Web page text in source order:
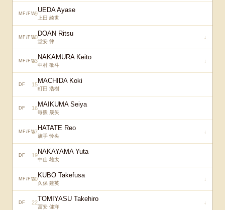
MF/FW9UEDA Ayase
上田 綺世
MF/FW
10DOAN Ritsu
堂安 律
↓
MF/FW
13NAKAMURA Keito
中村 敬斗
↓
DF 15MACHIDA Koki
町田 浩樹
DF 16MAIKUMA Seiya
毎熊 晟矢
MF/FW
17HATATE Reo
旗手 怜央
↓
DF 19NAKAYAMA Yuta
中山 雄太
MF/FW
20KUBO Takefusa
久保 建英
↓
DF 22TOMIYASU Takehiro
冨安 健洋
↓